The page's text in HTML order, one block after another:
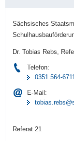
Sächsisches
Dr. Tobias Rebs,
Telefon:
0351 564-
E-Mail:
Referat 21